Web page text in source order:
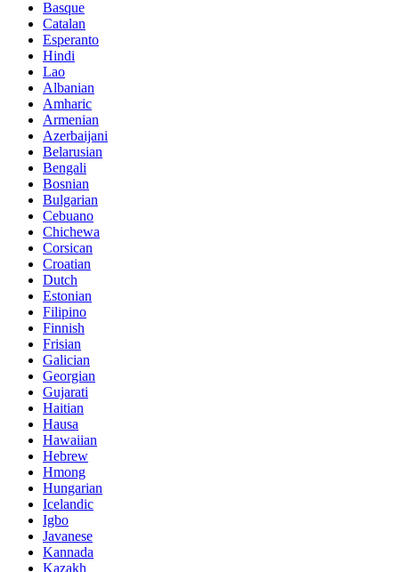
Basque
Catalan
Esperanto
Hindi
Lao
Albanian
Amharic
Armenian
Azerbaijani
Belarusian
Bengali
Bosnian
Bulgarian
Cebuano
Chichewa
Corsican
Croatian
Dutch
Estonian
Filipino
Finnish
Frisian
Galician
Georgian
Gujarati
Haitian
Hausa
Hawaiian
Hebrew
Hmong
Hungarian
Icelandic
Igbo
Javanese
Kannada
Kazakh